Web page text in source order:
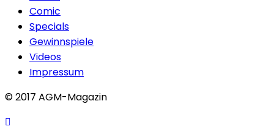
Comic
Specials
Gewinnspiele
Videos
Impressum
© 2017 AGM-Magazin